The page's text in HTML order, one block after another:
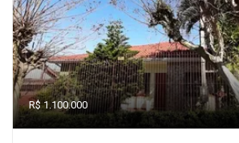
R$ 1.100.000